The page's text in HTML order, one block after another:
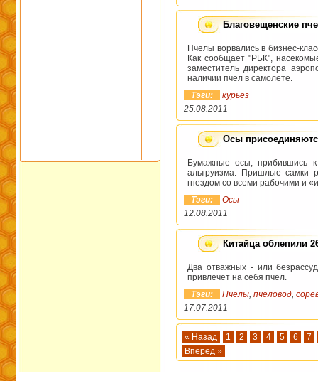
Благовещенские
Пчелы ворвались в бизнес-
Как сообщает "РБК",
заместитель директора
наличии пчел в самолете.
Тэги:
курьез
25.08.2011
Осы
Бумажные осы, прибившись
альтруизма. Пришлые самки
гнездом со всеми рабочими и
Тэги:
Осы
12.08.2011
Китайца облепили
Два отважных - или
привлечет на себя пчел.
Тэги:
Пчелы, пчеловод,
17.07.2011
« Назад 1 2 3 4 5 6
7
Вперед »